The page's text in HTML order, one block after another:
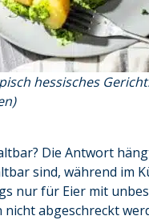
hessisches
Die Antwort
sind, während im
nur für Eier mit
abgeschreckt